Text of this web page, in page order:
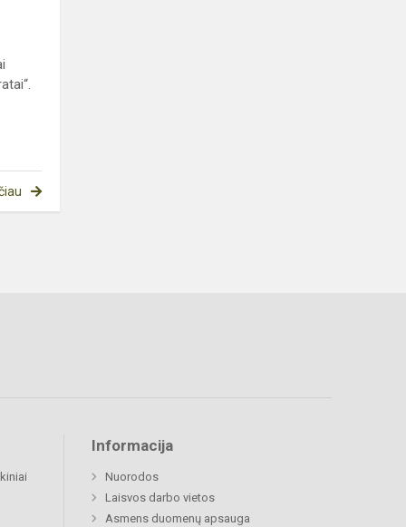
Informacija
Nuorodos
Laisvos darbo vietos
Asmens duomenų apsauga